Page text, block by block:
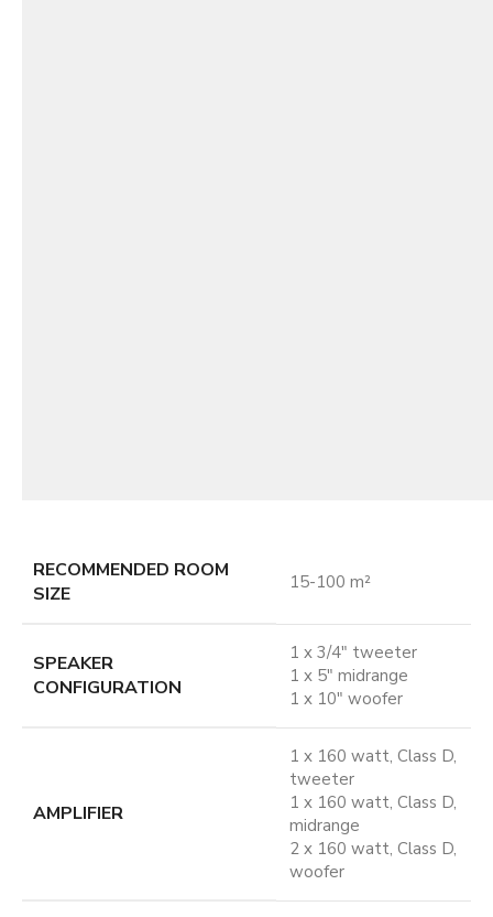
RECOMMENDED ROOM
SIZE
15-100 m²
SPEAKER
CONFIGURATION
1 x 3/4" tweeter
1 x 5" midrange
1 x 10" woofer
AMPLIFIER
1 x 160 watt, Class D,
tweeter
1 x 160 watt, Class D,
midrange
2 x 160 watt, Class D,
woofer